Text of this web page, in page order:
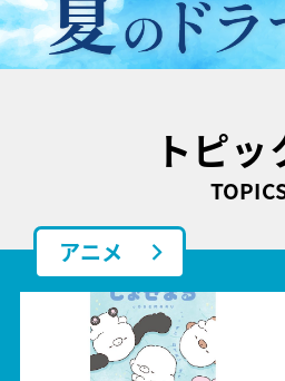
トピッ
アニメ